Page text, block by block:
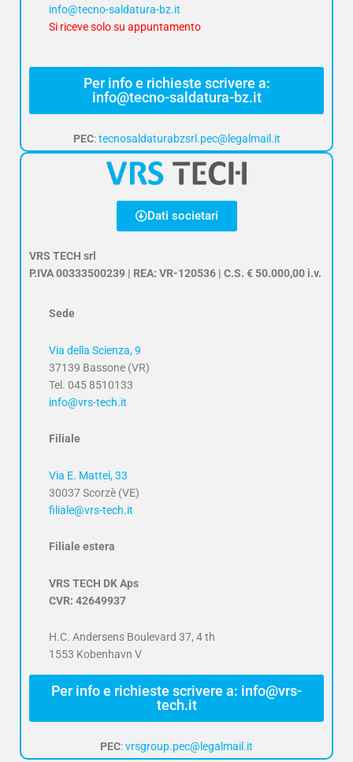
info@tecno-saldatura-bz.it
Si riceve solo su appuntamento
Per info e richieste scrivere a:
info@tecno-saldatura-bz.it
PEC:tecnosaldaturabzsrl.pec@legalmail.it
Dati societari
VRS TECH srl
P.IVA 00333500239 | REA: VR-120536 | C.S. € 50.000,00 i.v.
Sede
Via della Scienza, 9
37139 Bassone (VR)
Tel. 045 8510133
info@vrs-tech.it
Filiale
Via E. Mattei, 33
30037 Scorzè (VE)
filiale@vrs-tech.it
Filiale estera
VRS TECH DK Aps
CVR: 42649937
H.C. Andersens Boulevard 37, 4 th
1553 Kobenhavn V
Per info e richieste scrivere a: info@vrs-
tech.it
PEC:vrsgroup.pec@legalmail.it